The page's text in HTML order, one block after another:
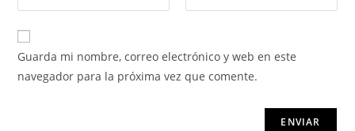
Guarda mi nombre, correo electrónico y web en este
navegador para la próxima vez que comente.